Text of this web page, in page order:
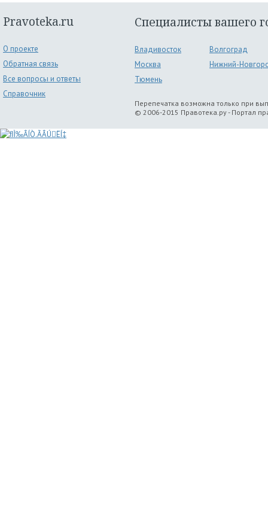
Pravoteka.ru
О проекте
Обратная связь
Все вопросы и ответы
Справочник
Специалисты вашего
Владивосток
Волгоград
Москва
Нижний-
Тюмень
Перепечатка возможна только при
© 2006-2015 Правотека.ру - Портал